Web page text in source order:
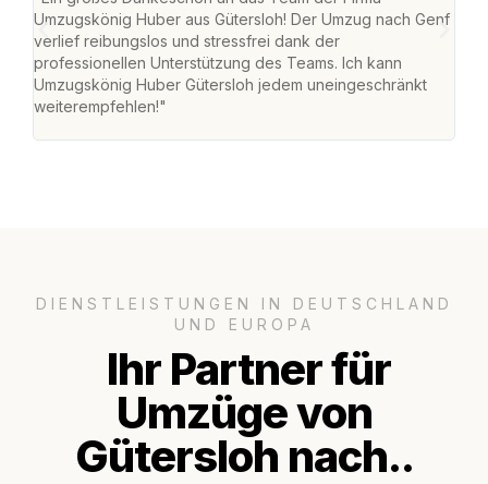
Umzugskönig Huber aus Gütersloh! Der Umzug nach Genf
verlief reibungslos und stressfrei dank der
professionellen Unterstützung des Teams. Ich kann
Umzugskönig Huber Gütersloh jedem uneingeschränkt
weiterempfehlen!"
DIENSTLEISTUNGEN IN DEUTSCHLAND
UND EUROPA
Ihr Partner für
Umzüge von
Gütersloh nach..